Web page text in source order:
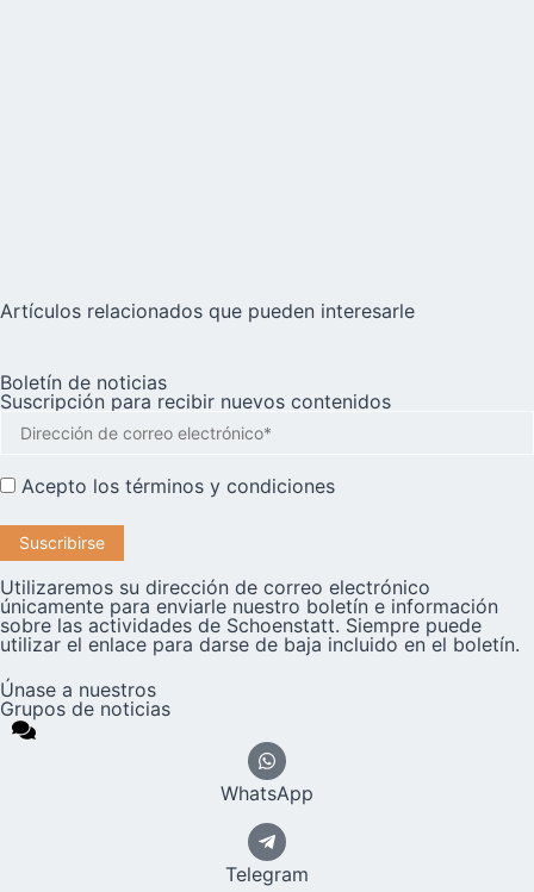
Artículos relacionados que pueden interesarle
Boletín de noticias
Suscripción para recibir nuevos contenidos
Acepto los términos y condiciones
Utilizaremos su dirección de correo electrónico
únicamente para enviarle nuestro boletín e información
sobre las actividades de Schoenstatt. Siempre puede
utilizar el enlace para darse de baja incluido en el boletín.
Únase a nuestros
Grupos de noticias
WhatsApp
Telegram